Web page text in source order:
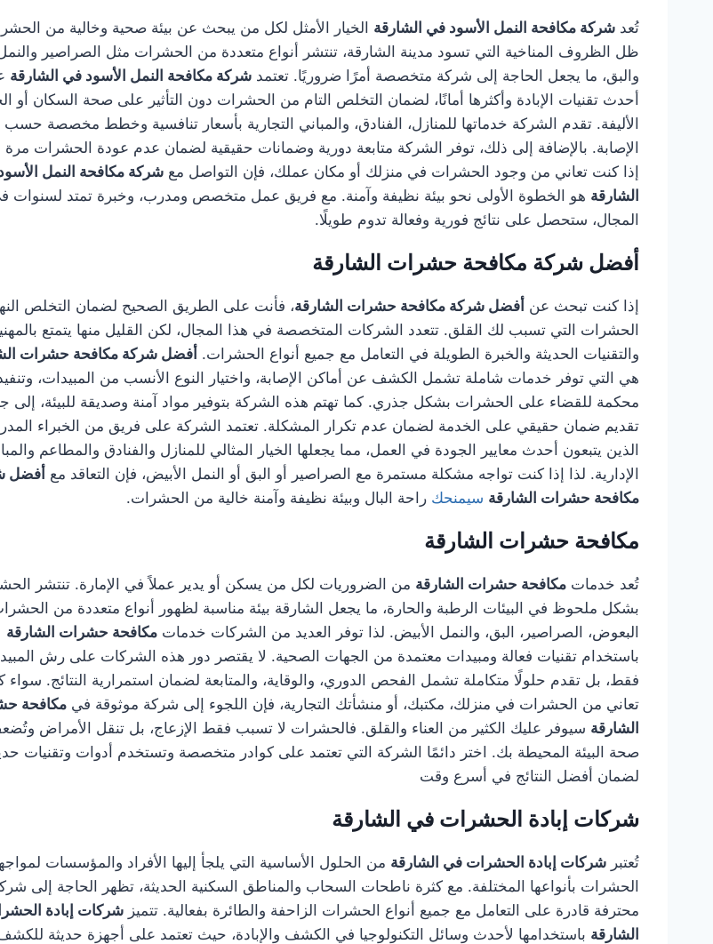
تُعدشركة مكافحة النمل الأسود في الشارقة الخيار الأمثل لكل من يبحث عن بيئة صحية وخالية من
ظل الظروف المناخية التي تسود مدينة الشارقة، تنتشر أنواع متعددة من الحشرات مثل الصراصير
والبق، ما يجعل الحاجة إلى شركة متخصصة أمرًا ضروريًا. تعتمدشركة مكافحة النمل الأسود في الشارقة
أحدث تقنيات الإبادة وأكثرها أمانًا، لضمان التخلص التام من الحشرات دون التأثير على صحة السكان أو
الأليفة. تقدم الشركة خدماتها للمنازل، الفنادق، والمباني التجارية بأسعار تنافسية وخطط مخصصة
الإصابة. بالإضافة إلى ذلك، توفر الشركة متابعة دورية وضمانات حقيقية لضمان عدم عودة الحشرات
إذا كنت تعاني من وجود الحشرات في منزلك أو مكان عملك، فإن التواصل معشركة مكافحة النمل
الشارقة هو الخطوة الأولى نحو بيئة نظيفة وآمنة. مع فريق عمل متخصص ومدرب، وخبرة تمتد لسنوات
المجال، ستحصل على نتائج فورية وفعالة تدوم طويلًا.
أفضل شركة مكافحة حشرات الشارقة
إذا كنت تبحث عنأفضل شركة مكافحة حشرات الشارقة، فأنت على الطريق الصحيح لضمان التخلص
الحشرات التي تسبب لك القلق. تتعدد الشركات المتخصصة في هذا المجال، لكن القليل منها يتمتع بالمهنية
والتقنيات الحديثة والخبرة الطويلة في التعامل مع جميع أنواع الحشرات.أفضل شركة مكافحة حشرات
هي التي توفر خدمات شاملة تشمل الكشف عن أماكن الإصابة، واختيار النوع الأنسب من المبيدات،
محكمة للقضاء على الحشرات بشكل جذري. كما تهتم هذه الشركة بتوفير مواد آمنة وصديقة للبيئة، إلى
تقديم ضمان حقيقي على الخدمة لضمان عدم تكرار المشكلة. تعتمد الشركة على فريق من الخبراء
الذين يتبعون أحدث معايير الجودة في العمل، مما يجعلها الخيار المثالي للمنازل والفنادق والمطاعم
الإدارية. لذا إذا كنت تواجه مشكلة مستمرة مع الصراصير أو البق أو النمل الأبيض، فإن التعاقد معأفضل
مكافحة حشرات الشارقة سيمنحك راحة البال وبيئة نظيفة وآمنة خالية من الحشرات.
مكافحة حشرات الشارقة
تُعد خدماتمكافحة حشرات الشارقة من الضروريات لكل من يسكن أو يدير عملاً في الإمارة. تنتشر
بشكل ملحوظ في البيئات الرطبة والحارة، ما يجعل الشارقة بيئة مناسبة لظهور أنواع متعددة من
البعوض، الصراصير، البق، والنمل الأبيض. لذا توفر العديد من الشركات خدماتمكافحة حشرات الشارقة
باستخدام تقنيات فعالة ومبيدات معتمدة من الجهات الصحية. لا يقتصر دور هذه الشركات على رش
فقط، بل تقدم حلولًا متكاملة تشمل الفحص الدوري، والوقاية، والمتابعة لضمان استمرارية النتائج. سواء
تعاني من الحشرات في منزلك، مكتبك، أو منشأتك التجارية، فإن اللجوء إلى شركة موثوقة فيمكافحة
الشارقة سيوفر عليك الكثير من العناء والقلق. فالحشرات لا تسبب فقط الإزعاج، بل تنقل الأمراض
صحة البيئة المحيطة بك. اختر دائمًا الشركة التي تعتمد على كوادر متخصصة وتستخدم أدوات وتقنيات
لضمان أفضل النتائج في أسرع وقت
شركات إبادة الحشرات في الشارقة
تُعتبرشركات إبادة الحشرات في الشارقة من الحلول الأساسية التي يلجأ إليها الأفراد والمؤسسات
الحشرات بأنواعها المختلفة. مع كثرة ناطحات السحاب والمناطق السكنية الحديثة، تظهر الحاجة إلى
محترفة قادرة على التعامل مع جميع أنواع الحشرات الزاحفة والطائرة بفعالية. تتميزشركات إبادة
الشارقة باستخدامها لأحدث وسائل التكنولوجيا في الكشف والإبادة، حيث تعتمد على أجهزة حديثة للكشف